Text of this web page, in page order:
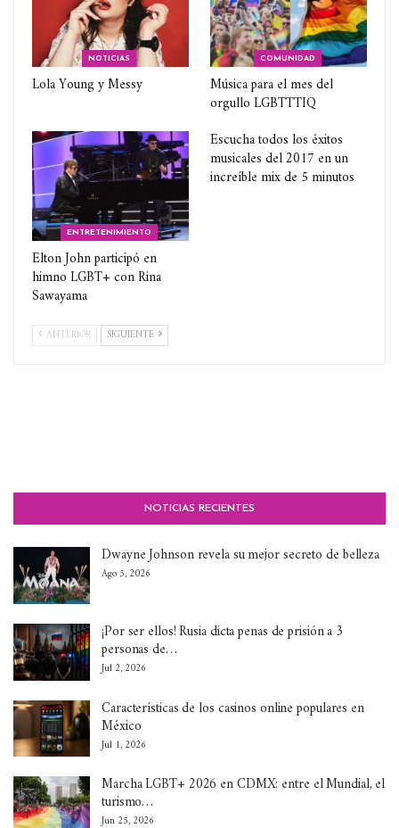
NOTICIAS
Lola Young y Messy
COMUNIDAD
Música para el mes del
orgullo LGBTTTIQ
ENTRETENIMIENTO
Elton John participó en
himno LGBT+ con Rina
Sawayama
Escucha todos los éxitos
musicales del 2017 en un
increíble mix de 5 minutos
ANTERIOR SIGUIENTE
NOTICIAS RECIENTES
Dwayne Johnson revela su mejor secreto de belleza
Ago 5, 2026
¡Por ser ellos! Rusia dicta penas de prisión a 3
personas de…
Jul 2, 2026
Características de los casinos online populares en
México
Jul 1, 2026
Marcha LGBT+ 2026 en CDMX: entre el Mundial, el
turismo…
Jun 25, 2026